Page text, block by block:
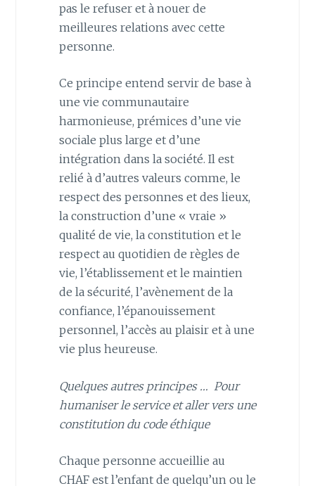
pas le refuser et à nouer de
meilleures relations avec cette
personne.
Ce principe entend servir de base à
une vie communautaire
harmonieuse, prémices d’une vie
sociale plus large et d’une
intégration dans la société. Il est
relié à d’autres valeurs comme, le
respect des personnes et des lieux,
la construction d’une « vraie »
qualité de vie, la constitution et le
respect au quotidien de règles de
vie, l’établissement et le maintien
de la sécurité, l’avènement de la
confiance, l’épanouissement
personnel, l’accès au plaisir et à une
vie plus heureuse.
Quelques autres principes … Pour
humaniser le service et aller vers une
constitution du code éthique
Chaque personne accueillie au
CHAF est l’enfant de quelqu’un ou le